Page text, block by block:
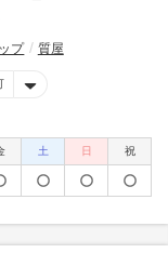
プ 質屋
土 日 祝